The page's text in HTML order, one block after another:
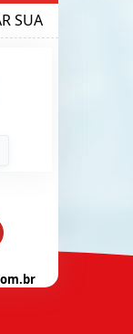
SUA